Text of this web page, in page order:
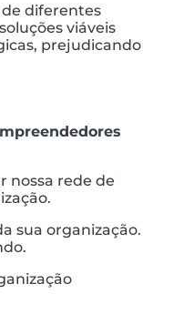
diferentes
viáveis
prejudicando
nossa rede de
sua organização.